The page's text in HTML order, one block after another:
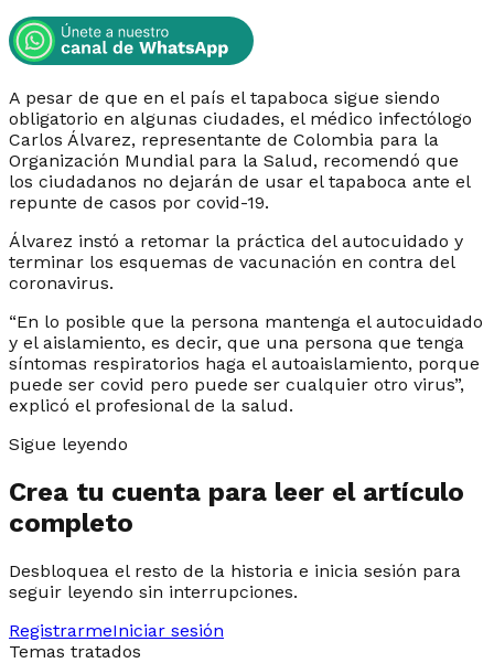
A pesar de que en el país el tapaboca sigue siendo
obligatorio en algunas ciudades, el médico infectólogo
Carlos Álvarez, representante de Colombia para la
Organización Mundial para la Salud, recomendó que
los ciudadanos no dejarán de usar el tapaboca ante el
repunte de casos por covid-19.
Álvarez instó a retomar la práctica del autocuidado y
terminar los esquemas de vacunación en contra del
coronavirus.
“En lo posible que la persona mantenga el autocuidado
y el aislamiento, es decir, que una persona que tenga
síntomas respiratorios haga el autoaislamiento, porque
puede ser covid pero puede ser cualquier otro virus”,
explicó el profesional de la salud.
Sigue leyendo
Crea tu cuenta para leer el artículo
completo
Desbloquea el resto de la historia e inicia sesión para
seguir leyendo sin interrupciones.
RegistrarmeIniciar sesión
Temas tratados